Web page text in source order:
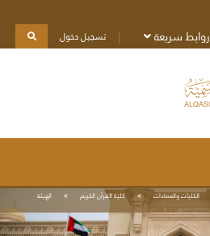
روابط سريعة تسجيل دخول
الكليات والعمادات كلية القرآن الكريم الهيئة